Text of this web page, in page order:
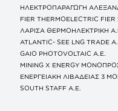
ΗΛΕΚΤΡΟΠΑΡΑΓΩΓΗ
FIER THERMOELECTRIC FIER
ΛΑΡΙΣΑ ΘΕΡΜΟΗΛΕΚΤΡΙΚΗ
ATLANTIC- SEE LNG TRADE
GAIO PHOTOVOLTAIC Α.Ε.
MINING X ENERGY
ΕΝΕΡΓΕΙΑΚΗ ΛΙΒΑΔΕΙΑΣ 3
SOUTH STAFF Α.Ε.